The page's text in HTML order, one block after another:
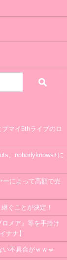
マイ5thライブのロ
、nobodyknows+に
ーによって高額で売
ぐことが決定！
メア』等を手掛け
ナナ】
い不具合がｗｗｗ